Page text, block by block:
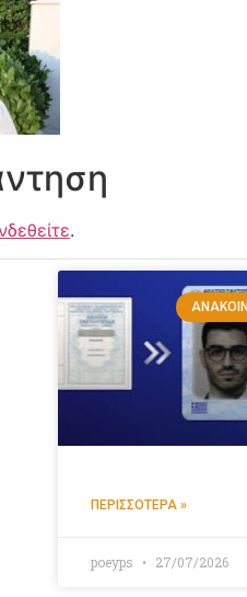
.
ΠΕΡΙΣΣΌΤΕΡΑ »
poeyps 27/07/2026